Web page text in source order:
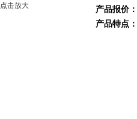
点击放大
产品报价：
产品特点：